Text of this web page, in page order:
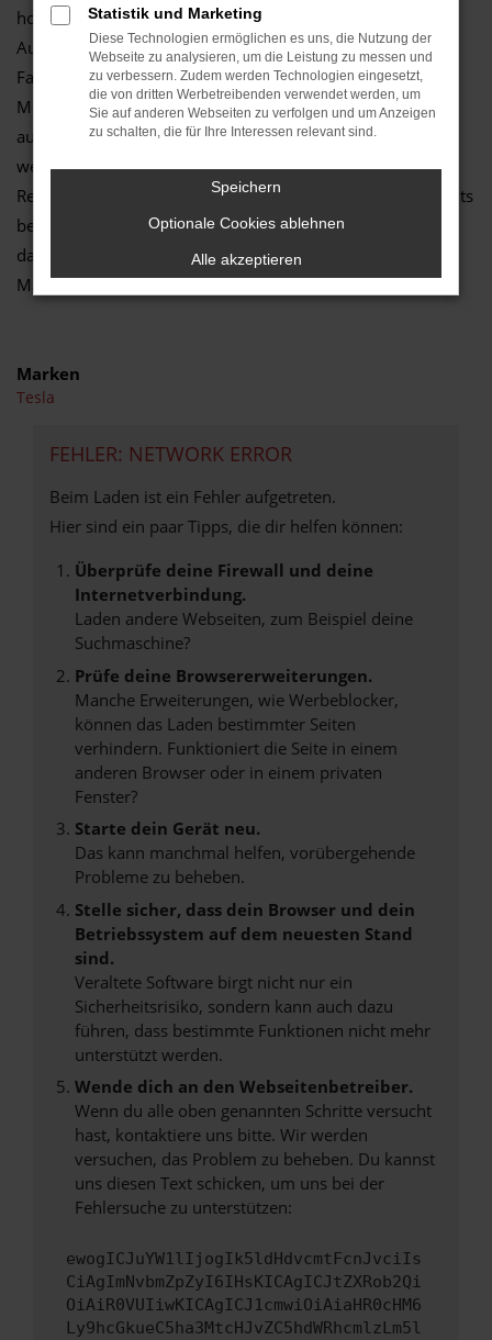
hochwertiges und langlebiges Fahrzeug erhalten. Wir vom
Autozentrum Schmitz handeln seit vielen Jahren mit
Fahrzeugen und haben ein regelrechtes Faible für Tesla
Model 3 Gebrauchtwagen entwickelt. Die Fahrzeuge sind
auch noch nach Jahren attraktiv und überzeugen durch
wenig Pannen und einen vergleichsweise geringen
Reparaturbedarf. Hinzu kommt, dass die Ausstattung bereits
bei früheren Generationen auf Höhe der Zeit war und sich
das Modell auch heute auf den Straßen von Frankfurt am
Main kaum Wünsche offen lässt.
Marken
Tesla
FEHLER: NETWORK ERROR
Beim Laden ist ein Fehler aufgetreten.
Hier sind ein paar Tipps, die dir helfen können:
Überprüfe deine Firewall und deine
Internetverbindung.
Laden andere Webseiten, zum Beispiel deine
Suchmaschine?
Prüfe deine Browsererweiterungen.
Manche Erweiterungen, wie Werbeblocker,
können das Laden bestimmter Seiten
verhindern. Funktioniert die Seite in einem
anderen Browser oder in einem privaten
Fenster?
Starte dein Gerät neu.
Das kann manchmal helfen, vorübergehende
Probleme zu beheben.
Stelle sicher, dass dein Browser und dein
Betriebssystem auf dem neuesten Stand
sind.
Veraltete Software birgt nicht nur ein
Sicherheitsrisiko, sondern kann auch dazu
führen, dass bestimmte Funktionen nicht mehr
unterstützt werden.
Wende dich an den Webseitenbetreiber.
Wenn du alle oben genannten Schritte versucht
hast, kontaktiere uns bitte. Wir werden
versuchen, das Problem zu beheben. Du kannst
uns diesen Text schicken, um uns bei der
Fehlersuche zu unterstützen:
ewogICJuYW1lIjogIk5ldHdvcmtFcnJvciIs
CiAgImNvbmZpZyI6IHsKICAgICJtZXRob2Qi
OiAiR0VUIiwKICAgICJ1cmwiOiAiaHR0cHM6
Ly9hcGkueC5ha3MtcHJvZC5hdWRhcmlzLm5l
Statistik und Marketing
Diese Technologien ermöglichen es uns, die Nutzung der
Webseite zu analysieren, um die Leistung zu messen und
zu verbessern. Zudem werden Technologien eingesetzt,
die von dritten Werbetreibenden verwendet werden, um
Sie auf anderen Webseiten zu verfolgen und um Anzeigen
zu schalten, die für Ihre Interessen relevant sind.
Speichern
Optionale Cookies ablehnen
Alle akzeptieren